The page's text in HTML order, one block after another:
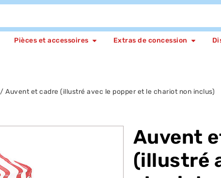
Pièces et accessoires Extras de concession
/ Auvent et cadre (illustré avec le popper et le chariot non inclus)
Auvent
(illustré